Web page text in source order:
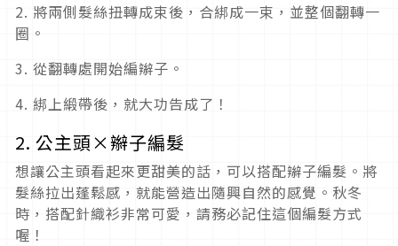
2. 將兩側髮絲扭轉成束後，合綁成一束，並整個翻轉一
圈。
3. 從翻轉處開始編辮子。
4. 綁上緞帶後，就大功告成了！
2. 公主頭×辮子編髮
想讓公主頭看起來更甜美的話，可以搭配辮子編髮。將
髮絲拉出蓬鬆感，就能營造出隨興自然的感覺。秋冬
時，搭配針織衫非常可愛，請務必記住這個編髮方式
喔！